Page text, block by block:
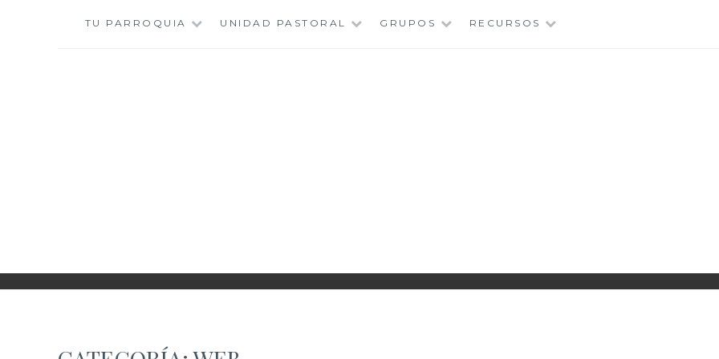
TU PARROQUIA UNIDAD PASTORAL GRUPOS RECURSOS